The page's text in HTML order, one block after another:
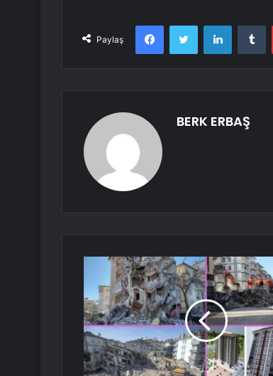
Paylaş
FacebookTwitter LinkedIn
BERK ERBAŞ